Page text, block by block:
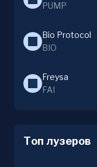
PUMP
Bio Protocol
BIO
Freysa
FAI
Топ лузеров